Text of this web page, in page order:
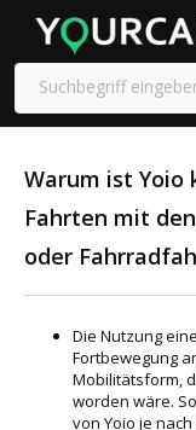
Warum ist Yoio
Fahrten mit
oder
Die Nutzung
Fortbewegung
Mobilitätsform,
worden wäre.
von Yoio je